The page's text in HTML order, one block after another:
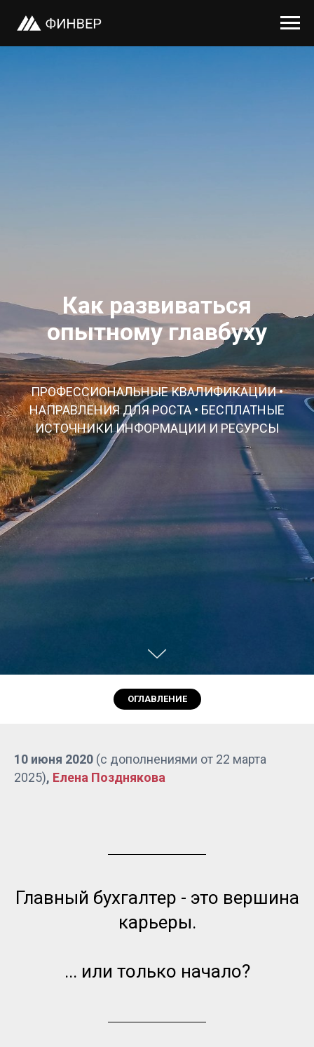
Как развиваться
опытному главбуху
ПРОФЕССИОНАЛЬНЫЕ КВАЛИФИКАЦИИ •
НАПРАВЛЕНИЯ ДЛЯ РОСТА • БЕСПЛАТНЫЕ
ИСТОЧНИКИ ИНФОРМАЦИИ И РЕСУРСЫ
ОГЛАВЛЕНИЕ
10 июня 2020 (с дополнениями от 22 марта
2025), Елена Позднякова
Главный бухгалтер - это вершина
карьеры.
... или только начало?